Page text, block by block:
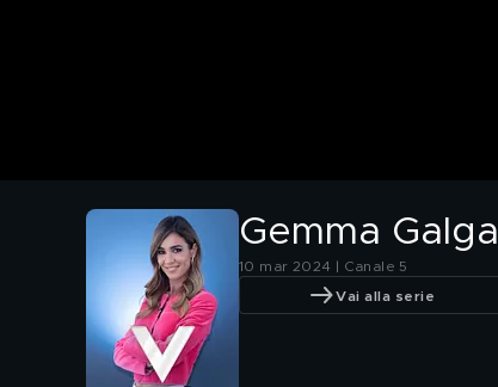
Gemma
10 mar 2024 | Canale 5
Vai alla serie